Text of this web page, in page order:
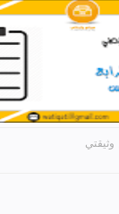
وثيقتي